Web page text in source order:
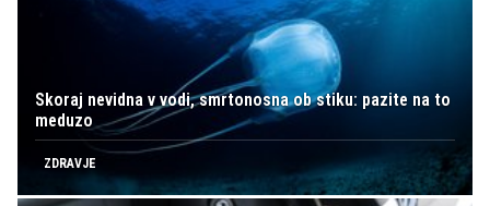
Skoraj nevidna v vodi, smrtonosna ob stiku: pazite na to
meduzo
ZDRAVJE